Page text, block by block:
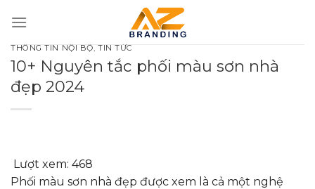
qua
nội
dung
THÔNG TIN NỘI BỘ,TIN TỨC
10+ Nguyên tắc phối màu sơn nhà
đẹp 2024
Lượt xem: 468
Phối màu sơn nhà đẹp được xem là cả một nghệ